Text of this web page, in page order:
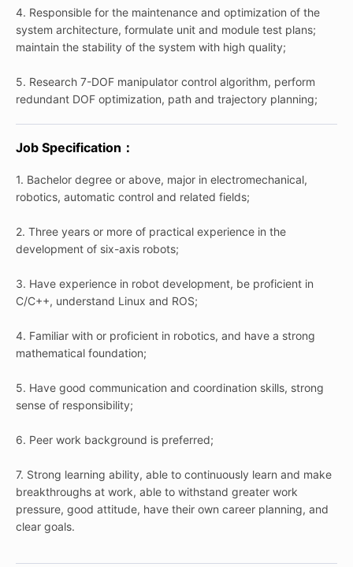
4. Responsible for the maintenance and optimization of the
system architecture, formulate unit and module test plans;
maintain the stability of the system with high quality;
5. Research 7-DOF manipulator control algorithm, perform
redundant DOF optimization, path and trajectory planning;
Job Specification：
1. Bachelor degree or above, major in electromechanical,
robotics, automatic control and related fields;
2. Three years or more of practical experience in the
development of six-axis robots;
3. Have experience in robot development, be proficient in
C/C++, understand Linux and ROS;
4. Familiar with or proficient in robotics, and have a strong
mathematical foundation;
5. Have good communication and coordination skills, strong
sense of responsibility;
6. Peer work background is preferred;
7. Strong learning ability, able to continuously learn and make
breakthroughs at work, able to withstand greater work
pressure, good attitude, have their own career planning, and
clear goals.